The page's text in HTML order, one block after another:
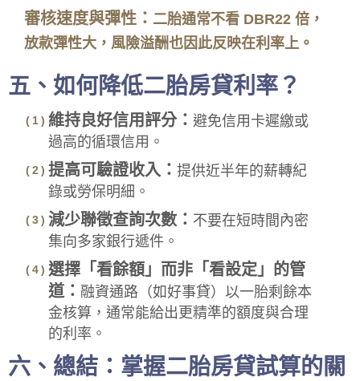
審核速度與彈性： 二胎通常不看 DBR22 倍，
放款彈性大，風險溢酬也因此反映在利率上。
五、如何降低二胎房貸利率？
維持良好信用評分： 避免信用卡遲繳或
過高的循環信用。
提高可驗證收入： 提供近半年的薪轉紀
錄或勞保明細。
減少聯徵查詢次數： 不要在短時間內密
集向多家銀行遞件。
選擇「看餘額」而非「看設定」的管
道： 融資通路（如好事貸）以一胎剩餘本
金核算，通常能給出更精準的額度與合理
的利率。
六、總結：掌握二胎房貸試算的關